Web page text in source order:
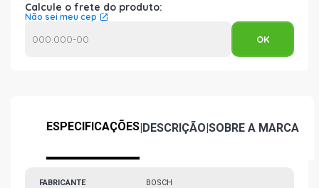
Calcule o frete do produto:
Não sei meu cep
ESPECIFICAÇÕES|DESCRIÇÃO|SOBRE A MARCA
FABRICANTE BOSCH